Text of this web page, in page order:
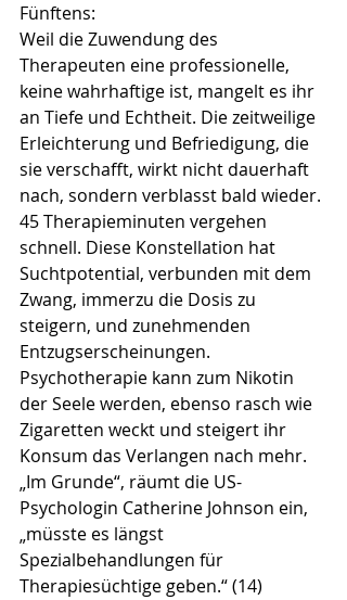
Fünftens:
Weil die Zuwendung des
Therapeuten eine professionelle,
keine wahrhaftige ist, mangelt es ihr
an Tiefe und Echtheit. Die zeitweilige
Erleichterung und Befriedigung, die
sie verschafft, wirkt nicht dauerhaft
nach, sondern verblasst bald wieder.
45 Therapieminuten vergehen
schnell. Diese Konstellation hat
Suchtpotential, verbunden mit dem
Zwang, immerzu die Dosis zu
steigern, und zunehmenden
Entzugserscheinungen.
Psychotherapie kann zum Nikotin
der Seele werden, ebenso rasch wie
Zigaretten weckt und steigert ihr
Konsum das Verlangen nach mehr.
„Im Grunde“, räumt die US-
Psychologin Catherine Johnson ein,
„müsste es längst
Spezialbehandlungen für
Therapiesüchtige geben.“ (14)